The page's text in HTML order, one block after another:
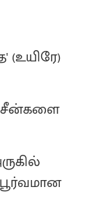
(உயிரே)
சீன்களை